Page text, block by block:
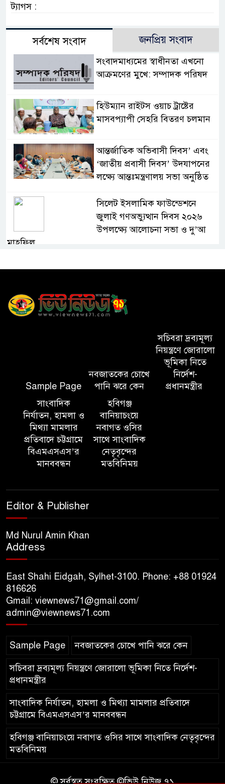
ট্যাগস :
সর্বশেষ সংবাদ জনপ্রিয় সংবাদ
সংবাদমাধ্যমের স্বাধীনতা এখনো
আক্রমণের মুখে: সম্পাদক পরিষদ
হিউম্যান রাইটস ওয়াচ ট্রাষ্টের
মাসবপ্যাপী সেহরি বিতরণ চলমান
আন্তর্জাতিক অভিবাসী দিবস’ এবং
‘জাতীয় প্রবাসী দিবস’ উদযাপনের
লক্ষ্যে আন্তঃমন্ত্রণালয় সভা অনুষ্ঠিত
সিলেট ইসলামিক ফাউন্ডেশনে
জুলাই গণঅভ্যুত্থান দিবস ২০২৬
উপলক্ষ্যে আলোচনা সভা ও দু’আ
মাহফিল
পরিবেশ রক্ষায় ব্যক্তিগত উদ্যোগ
বিভাগীয় কমিশনার
কমিশনার জুলাই স্মৃতিস্তম্ভে পুষ্পস্তবক
অর্পণ ও জুলাই গণঅভ্যুত্থানের
১০ লাখ টাকার চেক ডিজঅনার
মামলায় এক বছরের সাজা
‘সমন্বিত উদ্যোগেই গড়ে উঠবে
আধুনিক সিলেট’ – বাণিজ্যমন্ত্রী
আয়োজন ‘শ্রাবনের মেঘগুলো’
গভীর শ্রদ্ধা নিবেদন
শতাংশই সিলেটি
হাসপাতালে ৩৫১ জন
Sample Page
নবজাতকের চোখে
পানি ঝরে কেন
সচিবরা দ্রব্যমূল্য
নিয়ন্ত্রণে জোরালো
ভূমিকা নিতে
নির্দেশ-
প্রধানমন্ত্রীর
সাংবাদিক
নির্যাতন, হামলা ও
মিথ্যা মামলার
প্রতিবাদে চট্টগ্রামে
বিএমএসএস’র
মানববন্ধন
হবিগঞ্জ
বানিয়াচংয়ে
নবাগত ওসির
সাথে সাংবাদিক
নেতৃবৃন্দের
মতবিনিময়
Editor & Publisher
Md Nurul Amin Khan
Address
East Shahi Eidgah, Sylhet-3100. Phone: +88 01924
816626
Gmail: viewnews71@gmail.com/
admin@viewnews71.com
Sample Page নবজাতকের চোখে পানি ঝরে কেন
সচিবরা দ্রব্যমূল্য নিয়ন্ত্রণে জোরালো ভূমিকা নিতে নির্দেশ-
প্রধানমন্ত্রীর
সাংবাদিক নির্যাতন, হামলা ও মিথ্যা মামলার প্রতিবাদে
চট্টগ্রামে বিএমএসএস’র মানববন্ধন
হবিগঞ্জ বানিয়াচংয়ে নবাগত ওসির সাথে সাংবাদিক নেতৃবৃন্দের
মতবিনিময়
© সর্বস্বত্ব সংরক্ষিত ©ভিউ নিউজ ৭১